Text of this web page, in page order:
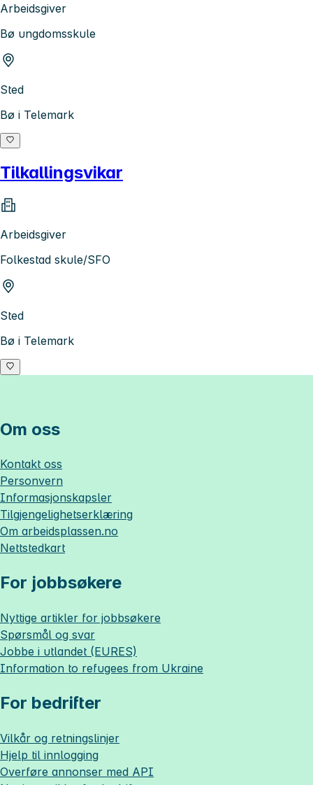
Arbeidsgiver
Bø ungdomsskule
Sted
Bø i Telemark
Tilkallingsvikar
Arbeidsgiver
Folkestad skule/SFO
Sted
Bø i Telemark
Om oss
Kontakt oss
Personvern
Informasjonskapsler
Tilgjengelighetserklæring
Om arbeidsplassen.no
Nettstedkart
For jobbsøkere
Nyttige artikler for jobbsøkere
Spørsmål og svar
Jobbe i utlandet (EURES)
Information to refugees from Ukraine
For bedrifter
Vilkår og retningslinjer
Hjelp til innlogging
Overføre annonser med API